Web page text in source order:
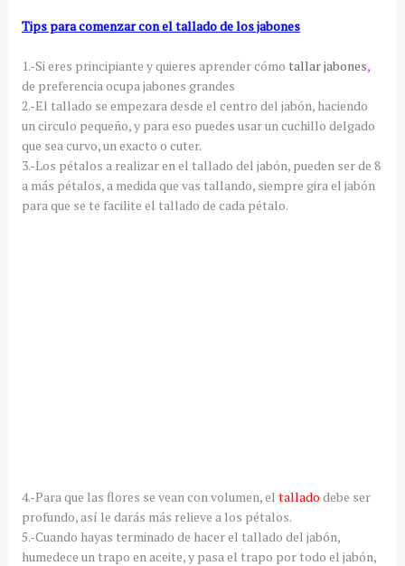
Tips para comenzar con el tallado de los jabones
1.-Si eres principiante y quieres aprender cómo tallar jabones,
de preferencia ocupa jabones grandes
2.-El tallado se empezara desde el centro del jabón, haciendo
un circulo pequeño, y para eso puedes usar un cuchillo delgado
que sea curvo, un exacto o cuter.
3.-Los pétalos a realizar en el tallado del jabón, pueden ser de 8
a más pétalos, a medida que vas tallando, siempre gira el jabón
para que se te facilite el tallado de cada pétalo.
4.-Para que las flores se vean con volumen, el tallado debe ser
profundo, así le darás más relieve a los pétalos.
5.-Cuando hayas terminado de hacer el tallado del jabón,
humedece un trapo en aceite, y pasa el trapo por todo el jabón,